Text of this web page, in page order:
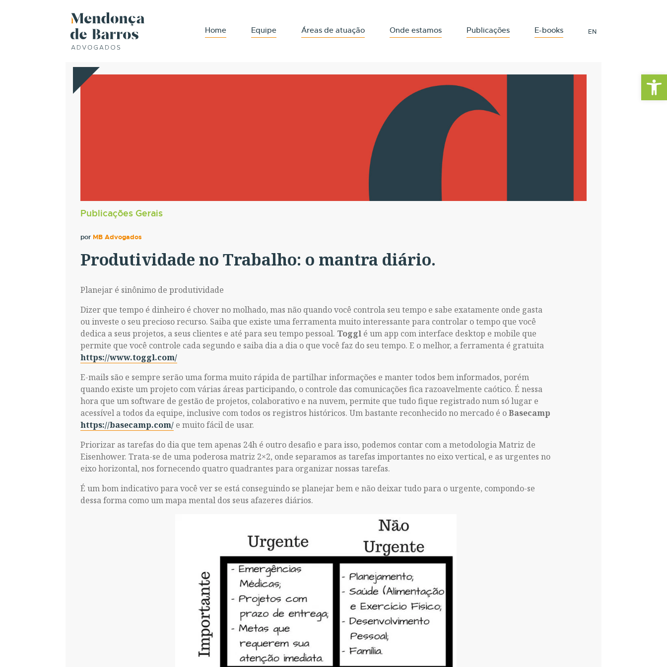
Barra de
Home Equipe Áreas de atuação Onde estamos Publicações E-books EN
Publicações Gerais
por MB Advogados
Produtividade no Trabalho: o mantra diário.
Planejar é sinônimo de produtividade
Dizer que tempo é dinheiro é chover no molhado, mas não quando você controla seu tempo e sabe exatamente onde gasta
ou investe o seu precioso recurso. Saiba que existe uma ferramenta muito interessante para controlar o tempo que você
dedica a seus projetos, a seus clientes e até para seu tempo pessoal. Toggl é um app com interface desktop e mobile que
permite que você controle cada segundo e saiba dia a dia o que você faz do seu tempo. E o melhor, a ferramenta é gratuita
https://www.toggl.com/
E-mails são e sempre serão uma forma muito rápida de partilhar informações e manter todos bem informados, porém
quando existe um projeto com várias áreas participando, o controle das comunicações fica razoavelmente caótico. É nessa
hora que um software de gestão de projetos, colaborativo e na nuvem, permite que tudo fique registrado num só lugar e
acessível a todos da equipe, inclusive com todos os registros históricos. Um bastante reconhecido no mercado é oBasecamp
https://basecamp.com/ e muito fácil de usar.
Priorizar as tarefas do dia que tem apenas 24h é outro desafio e para isso, podemos contar com a metodologia Matriz de
Eisenhower. Trata-se de uma poderosa matriz 2×2, onde separamos as tarefas importantes no eixo vertical, e as urgentes no
eixo horizontal, nos fornecendo quatro quadrantes para organizar nossas tarefas.
É um bom indicativo para você ver se está conseguindo se planejar bem e não deixar tudo para o urgente, compondo-se
dessa forma como um mapa mental dos seus afazeres diários.